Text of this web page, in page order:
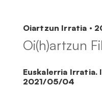
Oiartzun Irratia ·
Oi(h)artzun
Euskalerria Irratia.
2021/05/04